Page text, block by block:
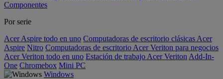
Componentes
Por serie
Acer Aspire todo en uno Computadoras de escritorio clásicas Acer
Aspire Nitro Computadoras de escritorio Acer Veriton para negocios
Acer Veriton todo en uno Estación de trabajo Acer Veriton Add-In-
One Chromebox Mini PC
Windows